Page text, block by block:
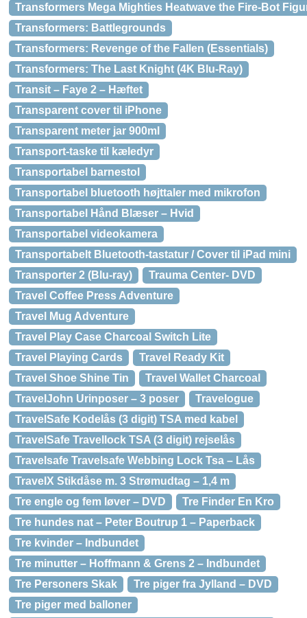
Transformers Mega Mighties Heatwave the Fire-Bot
Transformers: Battlegrounds
Transformers: Revenge of the Fallen (Essentials)
Transformers: The Last Knight (4K Blu-Ray)
Transit – Faye 2 – Hæftet
Transparent cover til iPhone
Transparent meter jar 900ml
Transport-taske til kæledyr
Transportabel barnestol
Transportabel bluetooth højttaler med mikrofon
Transportabel Hånd Blæser – Hvid
Transportabel videokamera
Transportabelt Bluetooth-tastatur / Cover til iPad mini
Transporter 2 (Blu-ray)
Trauma Center- DVD
Travel Coffee Press Adventure
Travel Mug Adventure
Travel Play Case Charcoal Switch Lite
Travel Playing Cards
Travel Ready Kit
Travel Shoe Shine Tin
Travel Wallet Charcoal
TravelJohn Urinposer – 3 poser
Travelogue
TravelSafe Kodelås (3 digit) TSA med kabel
TravelSafe Travellock TSA (3 digit) rejselås
Travelsafe Travelsafe Webbing Lock Tsa – Lås
TravelX Stikdåse m. 3 Strømudtag – 1,4 m
Tre engle og fem løver – DVD
Tre Finder En Kro
Tre hundes nat – Peter Boutrup 1 – Paperback
Tre kvinder – Indbundet
Tre minutter – Hoffmann & Grens 2 – Indbundet
Tre Personers Skak
Tre piger fra Jylland – DVD
Tre piger med balloner